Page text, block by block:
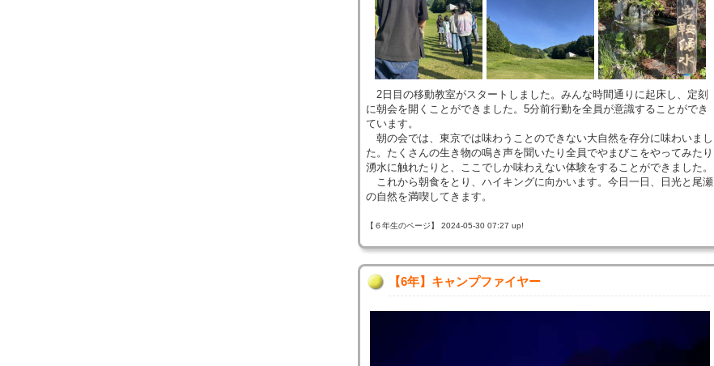
2日目の移動教室がスタートしました。みんな時間通りに起床し、定刻
に朝会を開くことができました。5分前行動を全員が意識することができ
ています。
朝の会では、東京では味わうことのできない大自然を存分に味わいまし
た。たくさんの生き物の鳴き声を聞いたり全員でやまびこをやってみたり
湧水に触れたりと、ここでしか味わえない体験をすることができました。
これから朝食をとり、ハイキングに向かいます。今日一日、日光と尾瀬
の自然を満喫してきます。
【６年生のページ】 2024-05-30 07:27 up!
【6年】キャンプファイヤー